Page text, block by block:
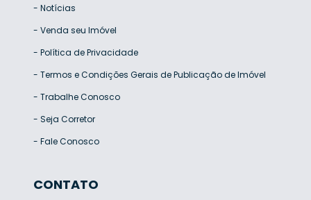
- Notícias
- Venda seu Imóvel
- Política de Privacidade
- Termos e Condições Gerais de Publicação de Imóvel
- Trabalhe Conosco
- Seja Corretor
- Fale Conosco
CONTATO